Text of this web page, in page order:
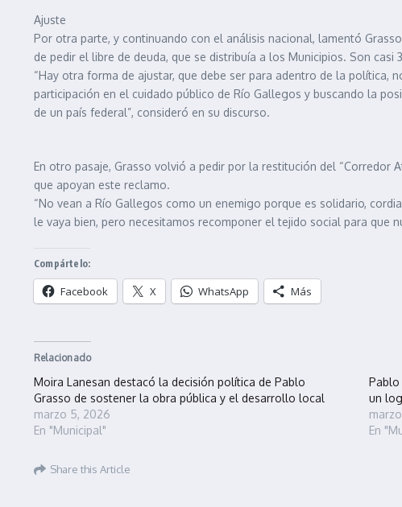
Ajuste
Por otra parte, y continuando con el análisis nacional, lamentó
de pedir el libre de deuda, que se distribuía a los Municipios. Son
“Hay otra forma de ajustar, que debe ser para adentro de la
participación en el cuidado público de Río Gallegos y buscando la
de un país federal”, consideró en su discurso.
En otro pasaje, Grasso volvió a pedir por la restitución del
que apoyan este reclamo.
“No vean a Río Gallegos como un enemigo porque es solidario,
le vaya bien, pero necesitamos recomponer el tejido social para que
Compártelo:
Facebook X WhatsApp Más
Relacionado
Moira Lanesan destacó la decisión política de Pablo
Grasso de sostener la obra pública y el desarrollo local
marzo 5, 2026
En "Municipal"
Pablo
un
En
Share this Article